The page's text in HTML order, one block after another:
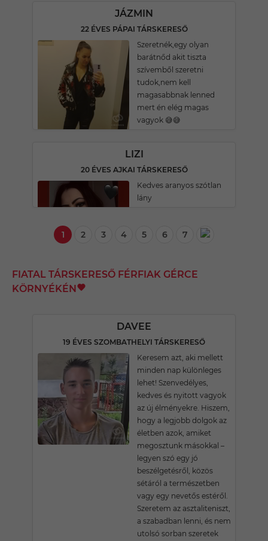
JÁZMIN
22 ÉVES PÁPAI TÁRSKERESŐ
Szeretnék,egy olyan
barátnőd akit tiszta
szívemből szeretni
tudok,nem kell
magasabbnak lenned
mert én elég magas
vagyok 😅😅
LIZI
20 ÉVES AJKAI TÁRSKERESŐ
Kedves aranyos szótlan
lány
1 2 3 4 5 6 7
FIATAL TÁRSKERESŐ FÉRFIAK GÉRCE
KÖRNYÉKÉN
DAVEE
19 ÉVES SZOMBATHELYI TÁRSKERESŐ
Keresem azt, aki mellett
minden nap különleges
lehet! Szenvedélyes,
kedves és nyitott vagyok
az új élményekre. Hiszem,
hogy a legjobb dolgok az
életben azok, amiket
megosztunk másokkal –
legyen szó egy jó
beszélgetésről, közös
sétáról a természetben
vagy egy nevetős estéről.
Szeretem az asztaliteniszt,
a szabadban lenni, és nem
utolsó sorban szeretek